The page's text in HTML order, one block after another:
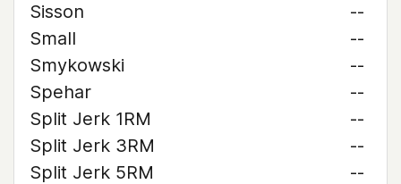
Sisson
--
Small
--
Smykowski
--
Spehar
--
Split Jerk 1RM
--
Split Jerk 3RM
--
Split Jerk 5RM
--